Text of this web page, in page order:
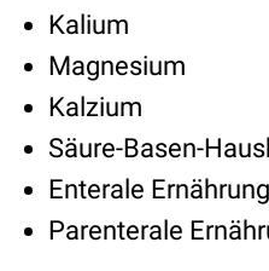
Kalium
Magnesium
Kalzium
Säure-Basen-
Enterale Ernährung
Parenterale